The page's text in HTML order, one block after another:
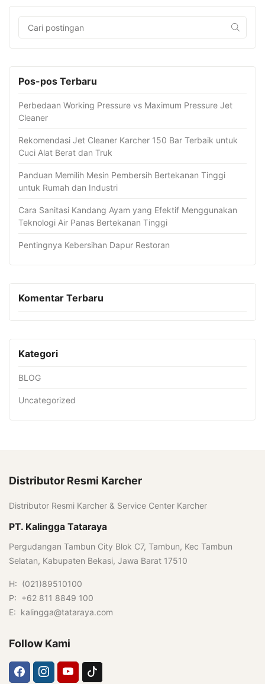
Pos-pos Terbaru
Perbedaan Working Pressure vs Maximum Pressure Jet
Cleaner
Rekomendasi Jet Cleaner Karcher 150 Bar Terbaik untuk
Cuci Alat Berat dan Truk
Panduan Memilih Mesin Pembersih Bertekanan Tinggi
untuk Rumah dan Industri
Cara Sanitasi Kandang Ayam yang Efektif Menggunakan
Teknologi Air Panas Bertekanan Tinggi
Pentingnya Kebersihan Dapur Restoran
Komentar Terbaru
Kategori
BLOG
Uncategorized
Distributor Resmi Karcher
Distributor Resmi Karcher & Service Center Karcher
PT. Kalingga Tataraya
Pergudangan Tambun City Blok C7, Tambun, Kec Tambun
Selatan, Kabupaten Bekasi, Jawa Barat 17510
H: (021)89510100
P: +62 811 8849 100
E: kalingga@tataraya.com
Follow Kami